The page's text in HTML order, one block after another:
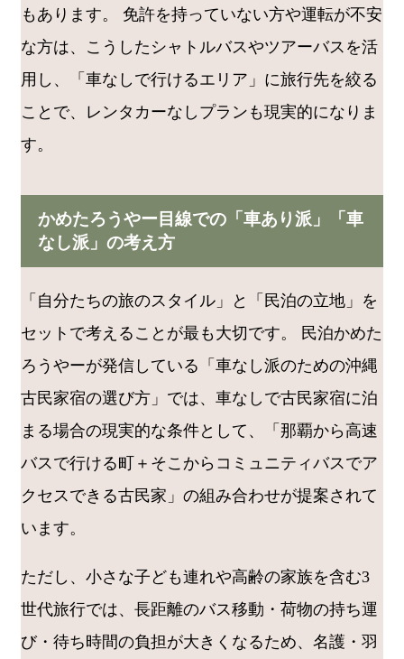
もあります。 免許を持っていない方や運転が不安
な方は、こうしたシャトルバスやツアーバスを活
用し、「車なしで行けるエリア」に旅行先を絞る
ことで、レンタカーなしプランも現実的になりま
す。
かめたろうやー目線での「車あり派」「車
なし派」の考え方
「自分たちの旅のスタイル」と「民泊の立地」を
セットで考えることが最も大切です。 民泊かめた
ろうやーが発信している「車なし派のための沖縄
古民家宿の選び方」では、車なしで古民家宿に泊
まる場合の現実的な条件として、「那覇から高速
バスで行ける町＋そこからコミュニティバスでア
クセスできる古民家」の組み合わせが提案されて
います。
ただし、小さな子ども連れや高齢の家族を含む3
世代旅行では、長距離のバス移動・荷物の持ち運
び・待ち時間の負担が大きくなるため、名護・羽